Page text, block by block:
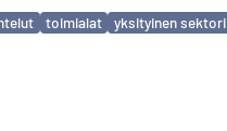
toimialat
yksityinen sektori